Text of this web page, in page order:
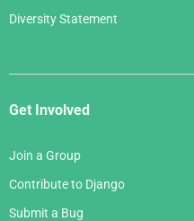
Diversity Statement
Get Involved
Join a Group
Contribute to Django
Submit a Bug